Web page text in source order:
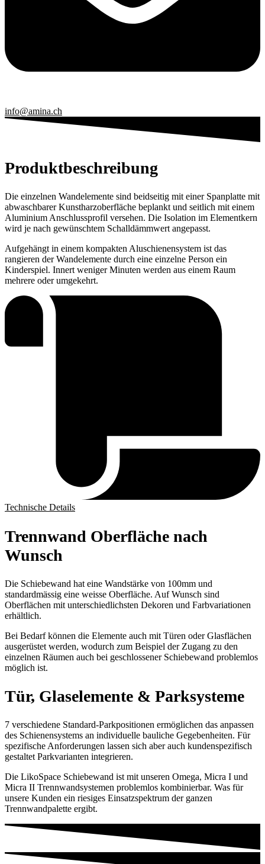
info@amina.ch
Produkt­beschreibung
Die einzelnen Wandelemente sind beidseitig mit einer Spanplatte mit
abwaschbarer Kunstharzoberfläche beplankt und seitlich mit einem
Aluminium Anschlussprofil versehen. Die Isolation im Elementkern
wird je nach gewünschtem Schalldämmwert angepasst.
Aufgehängt in einem kompakten Aluschienensystem ist das
rangieren der Wandelemente durch eine einzelne Person ein
Kinderspiel. Innert weniger Minuten werden aus einem Raum
mehrere oder umgekehrt.
Technische Details
Trennwand Oberfläche nach
Wunsch
Die Schiebewand hat eine Wandstärke von 100mm und
standardmässig eine weisse Oberfläche. Auf Wunsch sind
Oberflächen mit unterschiedlichsten Dekoren und Farbvariationen
erhältlich.
Bei Bedarf können die Elemente auch mit Türen oder Glasflächen
ausgerüstet werden, wodurch zum Beispiel der Zugang zu den
einzelnen Räumen auch bei geschlossener Schiebewand problemlos
möglich ist.
Tür, Glaselemente & Parksysteme
7 verschiedene Standard-Parkpositionen ermöglichen das anpassen
des Schienensystems an individuelle bauliche Gegebenheiten. Für
spezifische Anforderungen lassen sich aber auch kundenspezifisch
gestaltet Parkvarianten integrieren.
Die LikoSpace Schiebewand ist mit unseren Omega, Micra I und
Micra II Trennwandsystemen problemlos kombinierbar. Was für
unsere Kunden ein riesiges Einsatzspektrum der ganzen
Trennwandpalette ergibt.